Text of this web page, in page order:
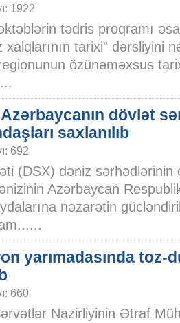
1922
tədris proqramı
xalqlarının tarixi” dərsliyini
özünəməxsus
dövlət
saxlanılıb
692
(DSX) dəniz sərhədlərinin
Azərbaycan
nəzarətin
yarımadasında toz-
660
Nazirliyinin Ətraf